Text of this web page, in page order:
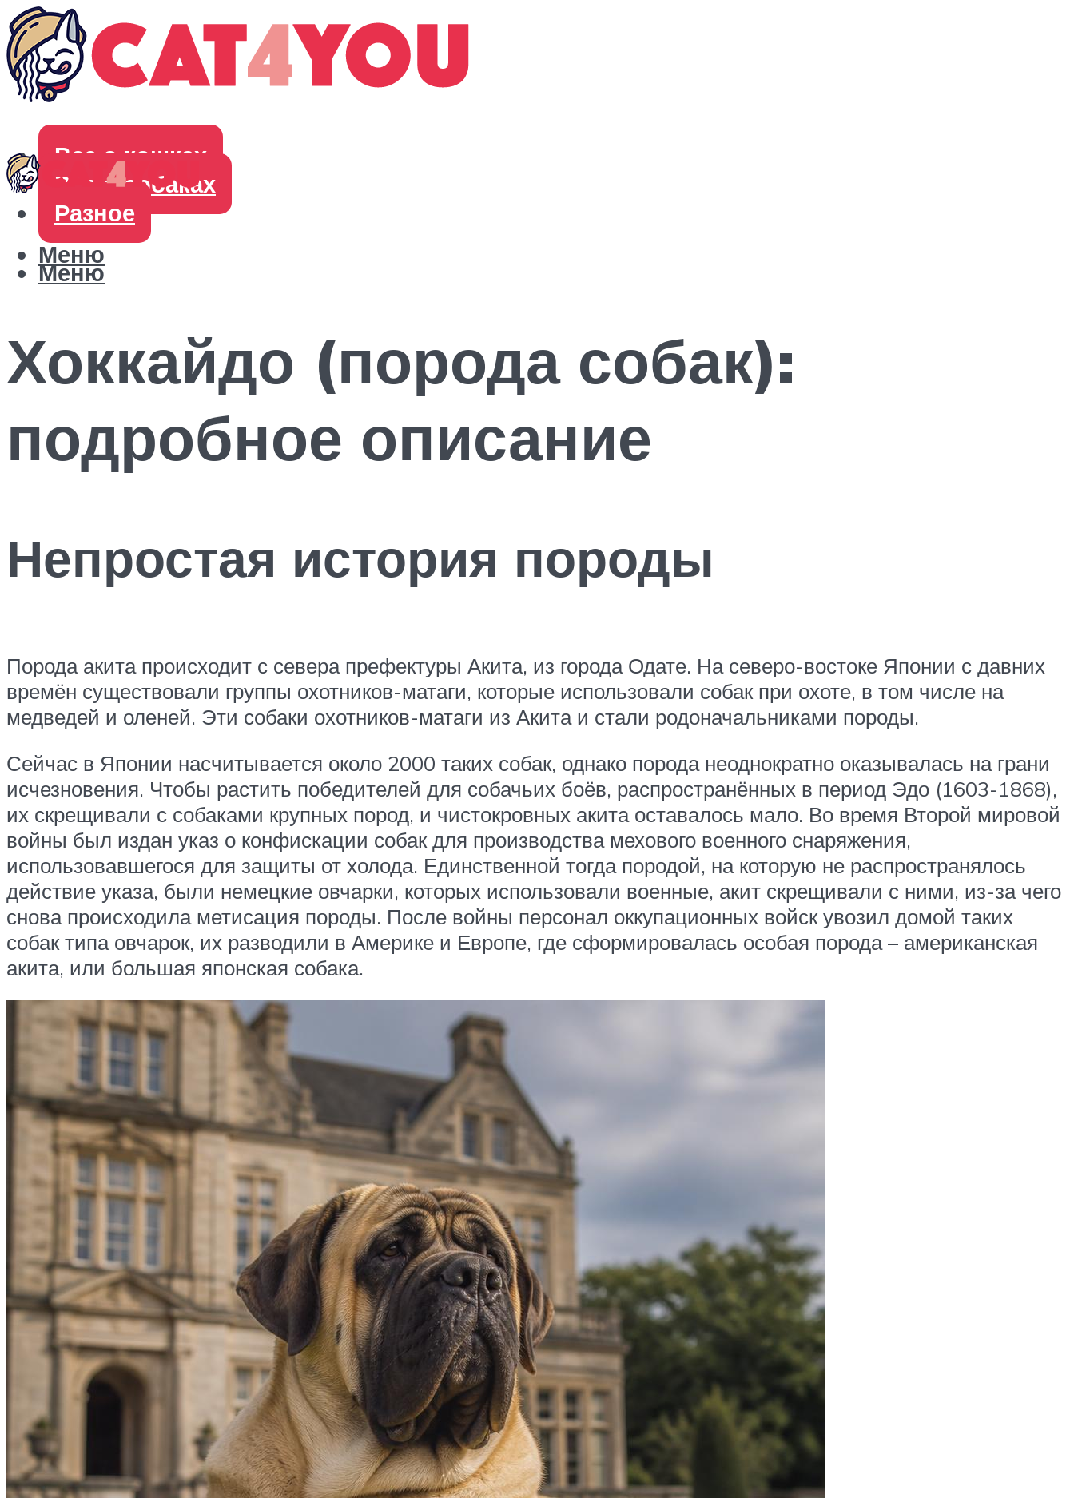
Все о кошках
Все о собаках
Разное
Меню
Меню
Хоккайдо (порода собак):
подробное описание
Непростая история породы
Порода акита происходит с севера префектуры Акита, из города Одате. На северо-востоке Японии с давних
времён существовали группы охотников-матаги, которые использовали собак при охоте, в том числе на
медведей и оленей. Эти собаки охотников-матаги из Акита и стали родоначальниками породы.
Сейчас в Японии насчитывается около 2000 таких собак, однако порода неоднократно оказывалась на грани
исчезновения. Чтобы растить победителей для собачьих боёв, распространённых в период Эдо (1603-1868),
их скрещивали с собаками крупных пород, и чистокровных акита оставалось мало. Во время Второй мировой
войны был издан указ о конфискации собак для производства мехового военного снаряжения,
использовавшегося для защиты от холода. Единственной тогда породой, на которую не распространялось
действие указа, были немецкие овчарки, которых использовали военные, акит скрещивали с ними, из-за чего
снова происходила метисация породы. После войны персонал оккупационных войск увозил домой таких
собак типа овчарок, их разводили в Америке и Европе, где сформировалась особая порода – американская
акита, или большая японская собака.